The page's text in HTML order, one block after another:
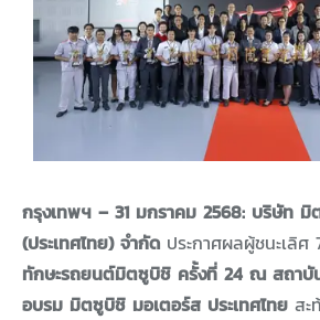
กรุงเทพฯ – 31 มกราคม 2568: บริษัท
(ประเทศไทย) จำกัด ประกาศผลผู้ชนะเลิ
ทักษะรถยนต์มิตซูบิชิ ครั้งที่ 24 ณ สถาบั
อบรม มิตซูบิชิ มอเตอร์ส ประเทศไทย สะ